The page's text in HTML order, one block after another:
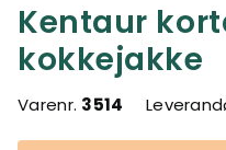
Kentaur
kokkejakke
Varenr. 3514